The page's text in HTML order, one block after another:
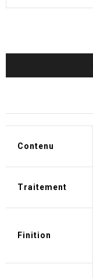
Contenu
Traitement
Finition